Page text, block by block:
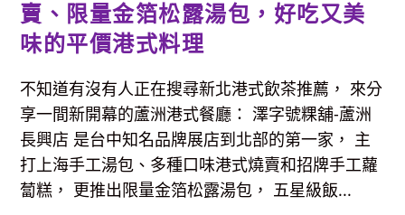
青
花
椒
湯
滷
你
吃
過
嗎？
賣、限量金箔松露湯包，好吃又美
味的平價港式料理
不知道有沒有人正在搜尋新北港式飲茶推薦， 來分
享一間新開幕的蘆洲港式餐廳： 澤字號粿舖-蘆洲
長興店 是台中知名品牌展店到北部的第一家， 主
打上海手工湯包、多種口味港式燒賣和招牌手工蘿
蔔糕， 更推出限量金箔松露湯包， 五星級飯...